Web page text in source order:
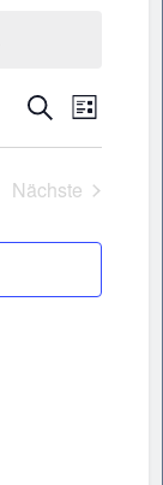
Suche
und
Ansichten,
Navigation
Suche
Liste
Nächste